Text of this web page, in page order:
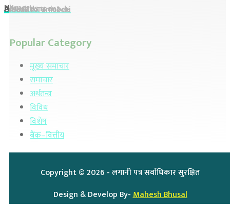
Home
About Us
Advertisement
Preeti To Unicode
Unicode To Preeti
Popular Category
मूख्य समाचार
समाचार
अर्थतन्त्र
विविध
विशेष
बैंक–वित्तीय
Copyright ©2026 - लगानी पत्र सर्वाधिकार सुरक्षित
Design & Develop By-Mahesh Bhusal